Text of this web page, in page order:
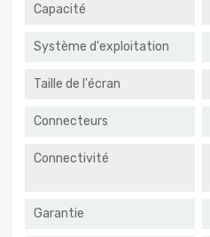
Capacité
Système d'exploitation
Taille de l'écran
Connecteurs
Connectivité
Garantie